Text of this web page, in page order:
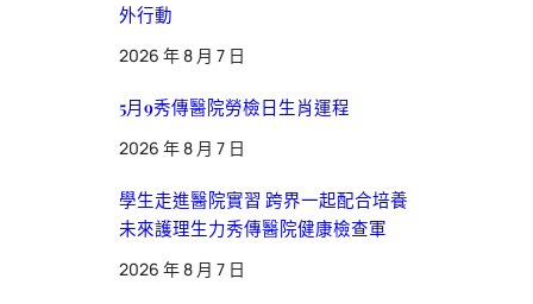
外行動
2026 年 8 月 7 日
5月9秀傳醫院勞檢日生肖運程
2026 年 8 月 7 日
學生走進醫院實習 跨界一起配合培養
未來護理生力秀傳醫院健康檢查軍
2026 年 8 月 7 日